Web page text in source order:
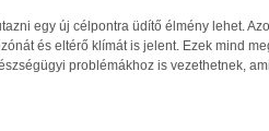
egy új célpontra üdítő élmény lehet.
és eltérő klímát is jelent. Ezek mind
problémákhoz is vezethetnek,